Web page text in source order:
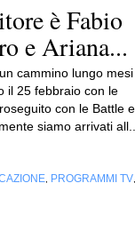
è Fabio
e Ariana...
cammino lungo mesi
il 25 febbraio con le
con le Battle e
siamo arrivati
PROGRAMMI TV